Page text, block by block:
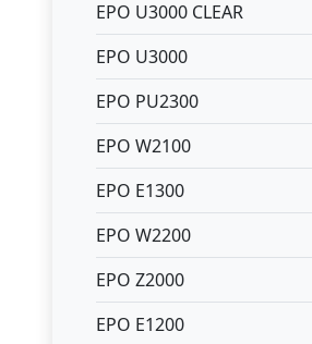
EPO U3000 CLEAR
EPO U3000
EPO PU2300
EPO W2100
EPO E1300
EPO W2200
EPO Z2000
EPO E1200